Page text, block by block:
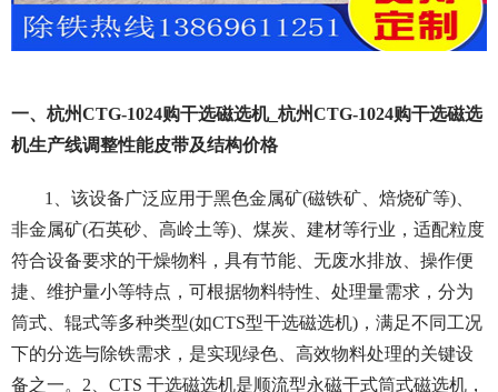
一、杭州CTG-1024购干选磁选机_杭州CTG-1024购干选磁选
机生产线调整性能皮带及结构价格
1、该设备广泛应用于黑色金属矿(磁铁矿、焙烧矿等)、
非金属矿(石英砂、高岭土等)、煤炭、建材等行业，适配粒度
符合设备要求的干燥物料，具有节能、无废水排放、操作便
捷、维护量小等特点，可根据物料特性、处理量需求，分为
筒式、辊式等多种类型(如CTS型干选磁选机)，满足不同工况
下的分选与除铁需求，是实现绿色、高效物料处理的关键设
备之一。2、CTS 干选磁选机是顺流型永磁干式筒式磁选机，